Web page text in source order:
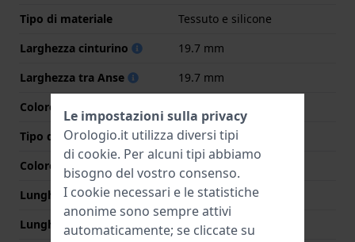
Tipo di materiale
Tessuto e silicone
Larghezza cinturino
19.7 mm
Larghezza tra Anse
19.7 mm
Colore cinturino
Tipo di chiusura
Fibbia
Colore Chiusura
Azzurro o blu
Lunghezza Parte Superiore
75 mm
Lunghezza Parte Inferiore
115 mm
Le impostazioni sulla privacy
Orologio.it utilizza diversi tipi
di cookie. Per alcuni tipi abbiamo
bisogno del vostro consenso.
I cookie necessari e le statistiche
anonime sono sempre attivi
automaticamente; se cliccate su